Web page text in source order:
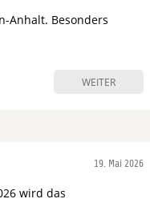
Anhalt. Besonders
WEITER
19. Mai 2026
wird das